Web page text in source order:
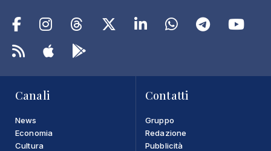
Canali
News
Economia
Cultura
Contatti
Gruppo
Redazione
Pubblicità